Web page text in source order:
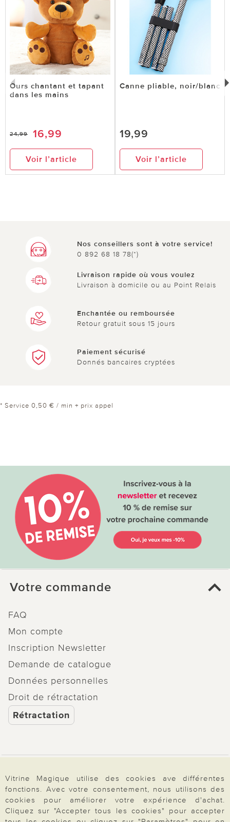
Ours chantant et tapant
dans les mains
24,99 16,99
Voir l’article
Canne pliable, noir/blanc
19,99
Voir l’article
Nos conseillers sont à votre service!
0 892 68 18 78(*)
Livraison rapide où vous voulez
Livraison à domicile ou au Point Relais
Enchantée ou remboursée
Retour gratuit sous 15 jours
Paiement sécurisé
Donnés bancaires cryptées
* Service 0,50 € / min + prix appel
Votre commande
FAQ
Mon compte
Inscription Newsletter
Demande de catalogue
Données personnelles
Droit de rétractation
Rétractation
Paiement & Livraison
À propos de nous
Vitrine Magique utilise des cookies ave différentes
fonctions. Avec votre consentement, nous utilisons des
cookies pour améliorer votre expérience d'achat.
Cliquez sur "Accepter tous les cookies" pour accepter